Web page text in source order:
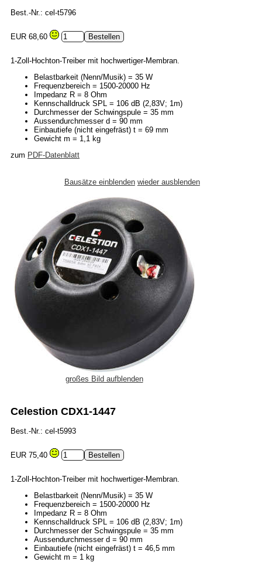
Best.-Nr.: cel-t5796
EUR 68,60
1-Zoll-Hochton-Treiber mit hochwertiger-Membran.
Belastbarkeit (Nenn/Musik) = 35 W
Frequenzbereich = 1500-20000 Hz
Impedanz R = 8 Ohm
Kennschalldruck SPL = 106 dB (2,83V; 1m)
Durchmesser der Schwingspule = 35 mm
Aussendurchmesser d = 90 mm
Einbautiefe (nicht eingefräst) t = 69 mm
Gewicht m = 1,1 kg
zum PDF-Datenblatt
Bausätze einblenden wieder ausblenden
großes Bild aufblenden
Celestion CDX1-1447
Best.-Nr.: cel-t5993
EUR 75,40
1-Zoll-Hochton-Treiber mit hochwertiger-Membran.
Belastbarkeit (Nenn/Musik) = 35 W
Frequenzbereich = 1500-20000 Hz
Impedanz R = 8 Ohm
Kennschalldruck SPL = 106 dB (2,83V; 1m)
Durchmesser der Schwingspule = 35 mm
Aussendurchmesser d = 90 mm
Einbautiefe (nicht eingefräst) t = 46,5 mm
Gewicht m = 1 kg